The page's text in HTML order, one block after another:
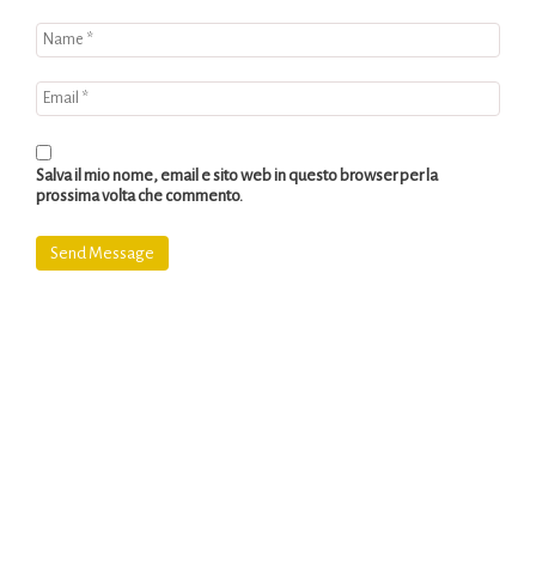
Salva il mio nome, email e sito web in questo browser per la
prossima volta che commento.